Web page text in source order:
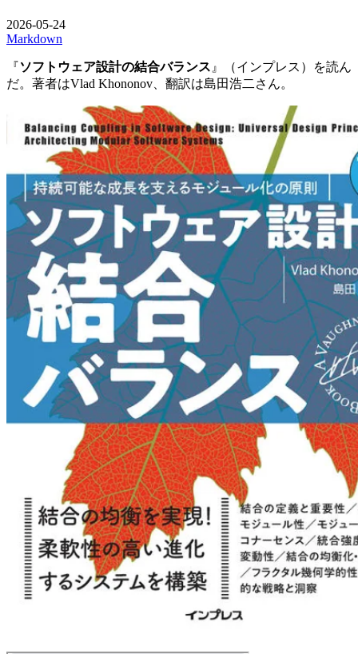
2026-05-24
Markdown
『ソフトウェア設計の結合バランス 』（インプレス）を読ん
だ。著者はVlad Khononov、翻訳は島田浩二さん。